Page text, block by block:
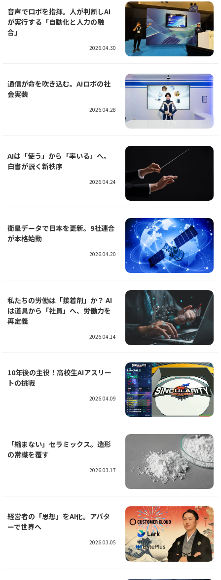
音声でロボを指揮。人が判断しAI
が実行する「自動化と人力の融
合」
2026.04.30
通信が命を吹き込む。AIロボの社
会実装
2026.04.28
AIは「使う」から「率いる」へ。
白書が説く新秩序
2026.04.24
衛星データで日本を更新。9社連合
が本格始動
2026.04.20
私たちの労働は「接着剤」か？ AI
は道具から「社員」へ、労働力を
再定義
2026.04.14
10年後の主役！高校生AIアスリー
トの挑戦
2026.04.09
「縮まない」セラミックス。造形
の常識を覆す
2026.03.17
経営者の「思想」をAI化。アバタ
ーで世界へ
2026.03.05